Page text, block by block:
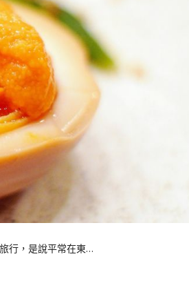
行，是說平常在東…